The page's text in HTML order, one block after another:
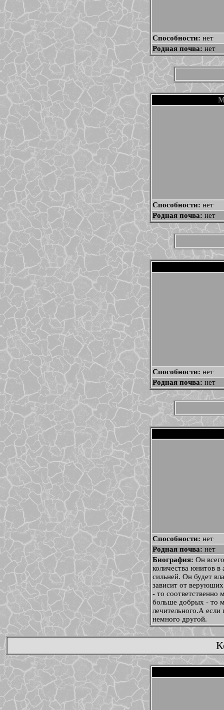
Способности: нет
Родная почва: нет
Способности: нет
Родная почва: нет
Способности: нет
Родная почва: нет
Способности: нет
Родная почва: нет
Биография: Он
количества юнитов
сильней. Он будет
зависит от
- то соответственно
больше добрых - то
лечительного.А
немного другой.